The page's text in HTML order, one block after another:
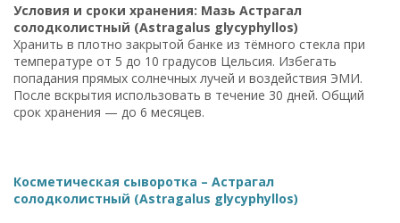
Условия и сроки хранения: Мазь Астрагал
солодколистный (Astragalus glycyphyllos)
Хранить в плотно закрытой банке из тёмного стекла при
температуре от 5 до 10 градусов Цельсия. Избегать
попадания прямых солнечных лучей и воздействия ЭМИ.
После вскрытия использовать в течение 30 дней. Общий
срок хранения — до 6 месяцев.
Косметическая сыворотка – Астрагал
солодколистный (Astragalus glycyphyllos)